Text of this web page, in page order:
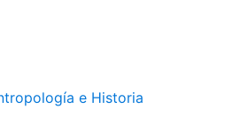
e Historia